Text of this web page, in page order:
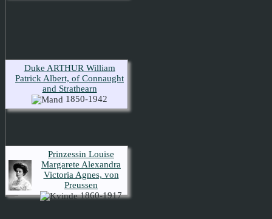
Duke ARTHUR William
Patrick Albert, of Connaught
and Strathearn
1850-1942
Prinzessin Louise
Margarete Alexandra
Victoria Agnes, von
Preussen
1860-1917